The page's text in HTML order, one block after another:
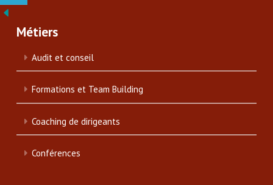
Métiers
Audit et conseil
Formations et Team Building
Coaching de dirigeants
Conférences